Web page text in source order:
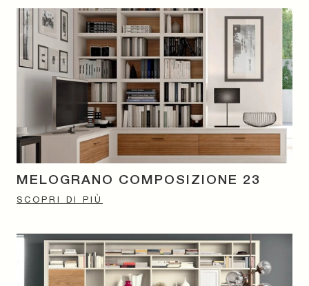
MELOGRANO COMPOSIZIONE 23
SCOPRI DI PIÙ